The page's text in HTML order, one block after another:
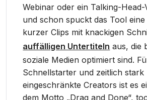
Webinar oder ein Talking-
und schon spuckt das Tool
kurzer Clips mit knackigen
auffälligen Untertiteln aus, die
soziale Medien optimiert sind.
Schnellstarter und zeitlich stark
eingeschränkte Creators ist es
dem Motto „Drag and Done“,